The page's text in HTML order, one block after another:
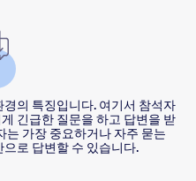
의 특징입니다. 여기서 참석자
긴급한 질문을 하고 답변을 받
는 가장 중요하거나 자주 묻는
로 답변할 수 있습니다.